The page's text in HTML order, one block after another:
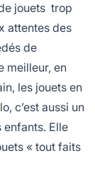
jouets trop
attentes des
de
meilleur, en
les jouets en
c’est aussi un
enfants. Elle
« tout faits